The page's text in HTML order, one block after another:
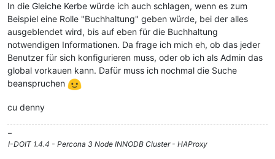
In die Gleiche Kerbe würde ich auch schlagen, wenn es zum
Beispiel eine Rolle "Buchhaltung" geben würde, bei der alles
ausgeblendet wird, bis auf eben für die Buchhaltung
notwendigen Informationen. Da frage ich mich eh, ob das jeder
Benutzer für sich konfigurieren muss, oder ob ich als Admin das
global vorkauen kann. Dafür muss ich nochmal die Suche
beanspruchen
cu denny
–
I-DOIT 1.4.4 - Percona 3 Node INNODB Cluster - HAProxy